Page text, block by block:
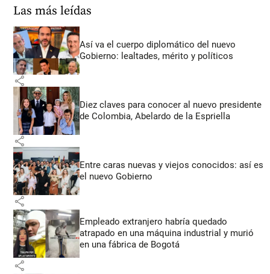
Las más leídas
Así va el cuerpo diplomático del nuevo
Gobierno: lealtades, mérito y políticos
share
Diez claves para conocer al nuevo presidente
de Colombia, Abelardo de la Espriella
share
Entre caras nuevas y viejos conocidos: así es
el nuevo Gobierno
share
Empleado extranjero habría quedado
atrapado en una máquina industrial y murió
en una fábrica de Bogotá
share